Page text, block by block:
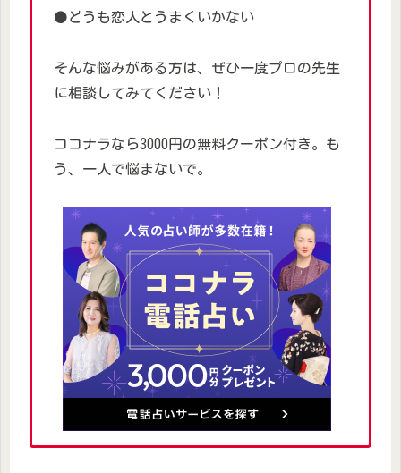
⚫どうも恋人とうまくいかない
そんな悩みがある方は、ぜひ一度プロの先生
に相談してみてください！
ココナラなら3000円の無料クーポン付き。も
う、一人で悩まないで。